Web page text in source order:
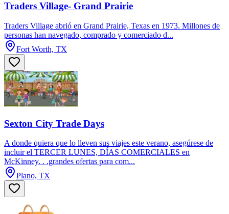
Traders Village- Grand Prairie
Traders Village abrió en Grand Prairie, Texas en 1973. Millones de
personas han navegado, comprado y comerciado d...
Fort Worth, TX
Sexton City Trade Days
A donde quiera que lo lleven sus viajes este verano, asegúrese de
incluir el TERCER LUNES, DÍAS COMERCIALES en
McKinney. . .grandes ofertas para com...
Plano, TX